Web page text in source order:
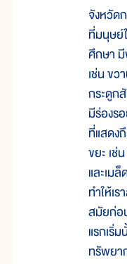
จังหวัด
ที่มนุษย์
ศึกษา
เช่น ข
กระดูก
มีร่องร
ที่แสดง
ขยะ เช่
และเม
ทำให้เ
สมัยก่อ
แรกเริ่
ทรัพยา